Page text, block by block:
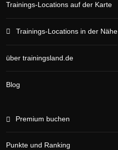
Trainings-Locations auf der Karte
Trainings-Locations in der Nähe
über trainingsland.de
Blog
Premium buchen
Punkte und Ranking